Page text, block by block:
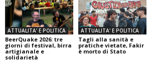
ATTUALITA' E POLITICA
BeerQuake 2026: tre
giorni di festival, birra
artigianale e
solidarietà
ATTUALITA' E POLITICA
Tagli alla sanità e
pratiche vietate, Fakir
è morto di Stato